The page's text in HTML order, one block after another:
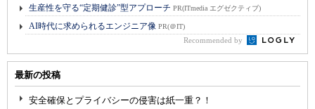
生産性を守る“定期健診”型アプローチ PR(ITmedia エグゼクティブ)
AI時代に求められるエンジニア像 PR(＠IT)
Recommended by
最新の投稿
安全確保とプライバシーの侵害は紙一重？！